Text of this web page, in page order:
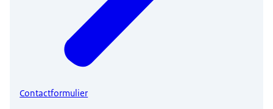
Contactformulier